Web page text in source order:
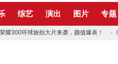
综艺 演出 图片 专题
耀300环球旅拍大片来袭，颜值爆表！ ·